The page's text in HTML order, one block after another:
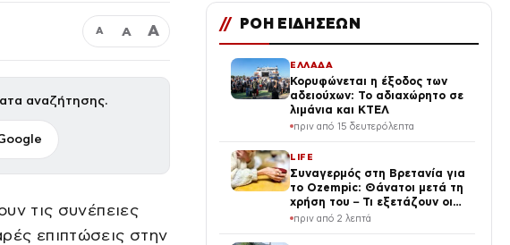
Α Α Α
αναζήτησης.
τις συνέπειες
επιπτώσεις στην
// ΡΟΗ ΕΙΔΗΣΕΩΝ
ΕΛΛΑΔΑ
Κορυφώνεται η έξοδος των
αδειούχων: Το αδιαχώρητο σε
λιμάνια και ΚΤΕΛ
πριν από 15 δευτερόλεπτα
LIFE
Συναγερμός στη Βρετανία για
το Ozempic: Θάνατοι μετά τη
χρήση του – Τι εξετάζουν οι
Αρχές
πριν από 2 λεπτά